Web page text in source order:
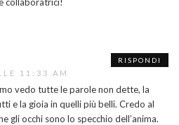
11:33 AM
vedo tutte le parole non dette, la
e la gioia in quelli più belli. Credo al
gli occhi sono lo specchio dell’anima.
RISPONDI